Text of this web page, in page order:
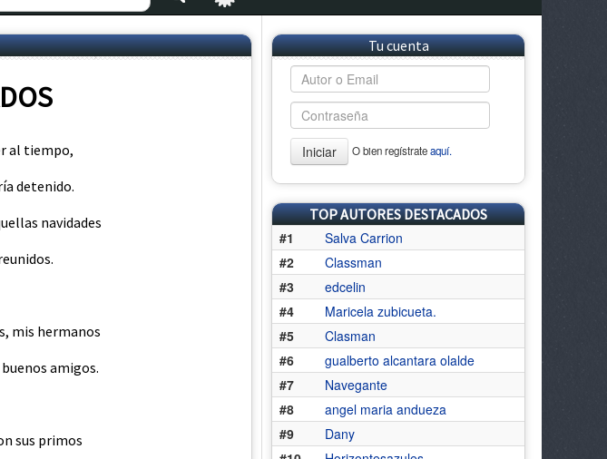
al tiempo,
detenido.
navidades
mis hermanos
amigos.
sus primos
Tu cuenta
Iniciar O bien regístrateaquí.
TOP AUTORES DESTACADOS
#1
Salva Carrion
#2
Classman
#3
edcelin
#4
Maricela zubicueta.
#5
Clasman
#6
gualberto alcantara olalde
#7
Navegante
#8
angel maria andueza
#9
Dany